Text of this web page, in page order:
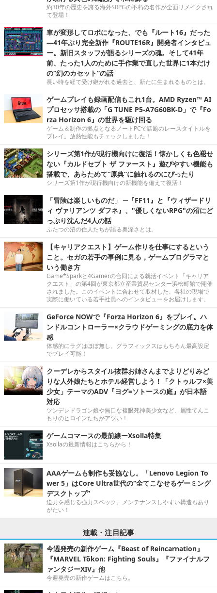
約30年の歴史を誇る海外SRPGの不朽の名作が全面リメイクされ
て登場！
車が変形してロボになった、でも『ルート16』だった
―41年ぶり完全新作『ROUTE16R』開発者インタビュ
ー。新旧スタッフが語るシリーズの魂。そして41年
前、たった1人のために手作業で直した世界に1本だけ
の“幻のカセット”の話
長い時を経て受け継がれる過去と、新たに生まれるものとは。
ゲームプレイも録画配信もこれ1台。AMD Ryzen™ AI
プロセッサ搭載の「G TUNE P5-A7G60BK-D」で『Fo
rza Horizon 6』の世界を駆け回る
ゲーム＆制作の拠点となるノートPCで話題のレースタイトルを
プレイ。放熱性能もチェックしました！
シリーズ第1作が現行機向けに復活！懐かしくも色褪せ
ない『カルドセプト ザ ファースト』遊びやすい機能も
搭載で、あらためて“原典”に触れるのにぴったり
シリーズ第1作が現行機向けの新機能を備えて復活！
「冒険は楽しいものだ」 ─『FF11』と『ウィザードリ
ィ ヴァリアンツ ダフネ』、"優しくないRPG"の沼にど
っぷり沈んだ4人の話
ふたつの沼の住人たちが語る奥深さとは。
【キャリアクエスト】ゲーム作りを仕事にするという
こと。セガの若手の事例に見る，ゲームプログラマと
いう働き方
Game*Sparkと4Gamerの合同による就活イベント「キャリア
クエスト」の第4回が東京都立産業貿易センター浜松町館で開催
されました。このイベントに合わせて取材した、各社の現場で
実際に働いている若手社員へのインタビューをお届けします。
GeForce NOWで『Forza Horizon 6』をプレイ。ハ
ンドルコントローラー×クラウドゲーミングの底力を体
感
体感的にラグはほぼ無し。グラフィックスはもちろん最高設定
でプレイ可能！
クーデレからスタイル抜群お姉さんまでよりどりみど
りな人外娘たちとホテル経営しよう！「クトゥルフ×美
少女」テーマのADV『ヨグ=ソトースの庭』が日本語
対応
ツンデレドラゴン娘や無口な複眼死神美少女など、属性てんこ
もりのヒロインたちがアツい！
ゲームコマースの最前線ーXsolla特集
Xsollaの最新情報はこちらから！
AAAゲームも制作も妥協なし。「Lenovo Legion To
wer 5」はCore Ultra世代の“全てこなせるゲーミング
デスクトップ”
迫力を感じる強力スペック。メンテナンスしやすい構造もあり
がたい！
連載・注目記事
今週発売の新作ゲーム『Beast of Reincarnation』
『MARVEL Tōkon: Fighting Souls』『ファイナルフ
ァンタジーXIV』他
今週発売の新作ゲームはこちら。